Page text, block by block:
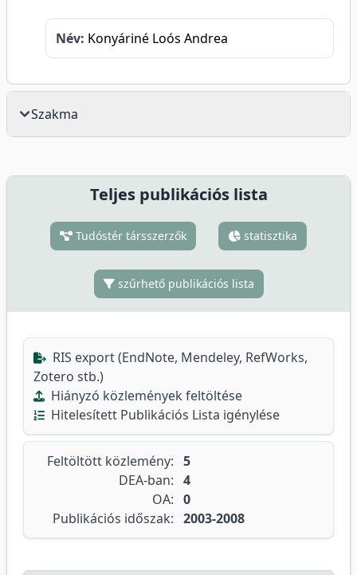
Név: Konyáriné Loós Andrea
Szakma
Teljes publikációs lista
Tudóstér társszerzők statisztika
szűrhető publikációs lista
RIS export (EndNote, Mendeley, RefWorks,
Zotero stb.)
Hiányzó közlemények feltöltése
Hitelesített Publikációs Lista igénylése
Feltöltött közlemény: 5
DEA-ban: 4
OA: 0
Publikációs időszak: 2003-2008